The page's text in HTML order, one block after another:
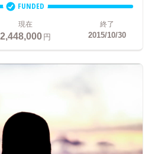
FUNDED
現在
2,448,000円
終了
2015/10/30